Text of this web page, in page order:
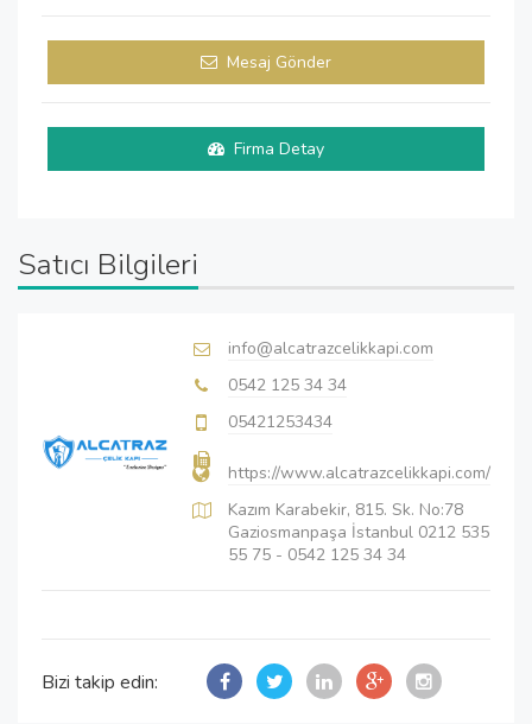
Mesaj Gönder
Firma Detay
Satıcı Bilgileri
info@alcatrazcelikkapi.com
0542 125 34 34
05421253434
https://www.alcatrazcelikkapi.com/
Kazım Karabekir, 815. Sk. No:78
Gaziosmanpaşa İstanbul 0212 535
55 75 - 0542 125 34 34
Bizi takip edin: